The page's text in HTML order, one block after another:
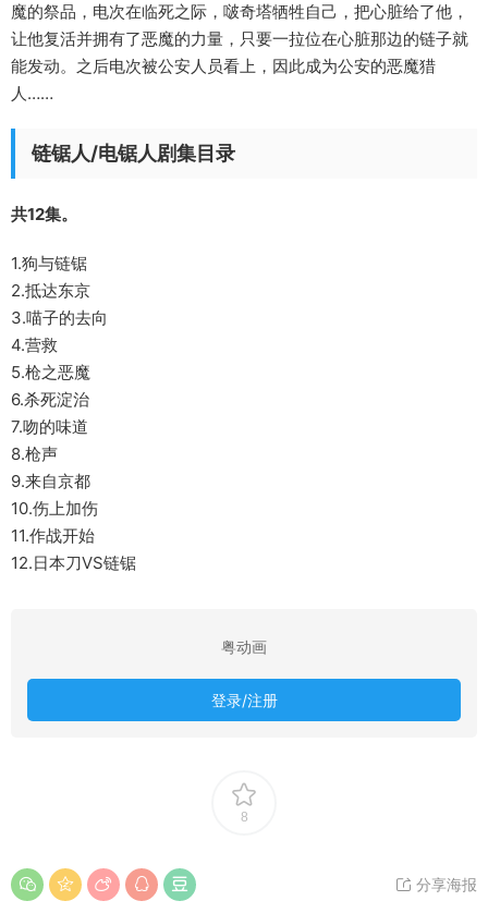
魔的祭品，电次在临死之际，啵奇塔牺牲自己，把心脏给了他，
让他复活并拥有了恶魔的力量，只要一拉位在心脏那边的链子就
能发动。之后电次被公安人员看上，因此成为公安的恶魔猎
人……
链锯人/电锯人剧集目录
共12集。
1.狗与链锯
2.抵达东京
3.喵子的去向
4.营救
5.枪之恶魔
6.杀死淀治
7.吻的味道
8.枪声
9.来自京都
10.伤上加伤
11.作战开始
12.日本刀VS链锯
粤动画
登录/注册
8
分享海报